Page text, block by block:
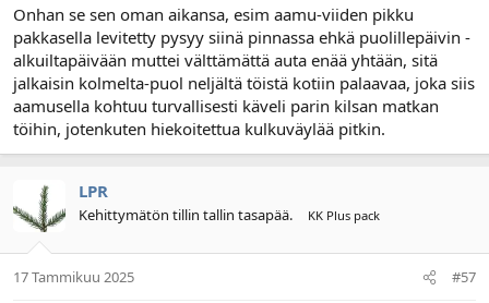
Onhan se sen oman aikansa, esim aamu-viiden pikku
pakkasella levitetty pysyy siinä pinnassa ehkä puolillepäivin -
alkuiltapäivään muttei välttämättä auta enää yhtään, sitä
jalkaisin kolmelta-puol neljältä töistä kotiin palaavaa, joka siis
aamusella kohtuu turvallisesti käveli parin kilsan matkan
töihin, jotenkuten hiekoitettua kulkuväylää pitkin.
LPR
Kehittymätön tillin tallin tasapää. KK Plus pack
17 Tammikuu 2025 #57